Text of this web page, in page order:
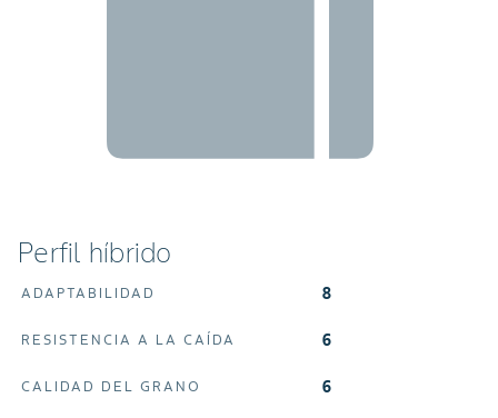
Perfil híbrido
ADAPTABILIDAD 8
RESISTENCIA A LA CAÍDA 6
CALIDAD DEL GRANO 6